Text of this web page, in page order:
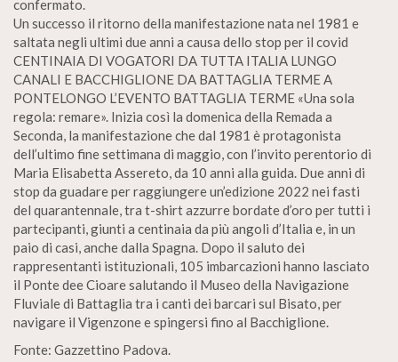
confermato.
Un successo il ritorno della manifestazione nata nel 1981 e
saltata negli ultimi due anni a causa dello stop per il covid
CENTINAIA DI VOGATORI DA TUTTA ITALIA LUNGO
CANALI E BACCHIGLIONE DA BATTAGLIA TERME A
PONTELONGO L’EVENTO BATTAGLIA TERME «Una sola
regola: remare». Inizia così la domenica della Remada a
Seconda, la manifestazione che dal 1981 è protagonista
dell’ultimo fine settimana di maggio, con l’invito perentorio di
Maria Elisabetta Assereto, da 10 anni alla guida. Due anni di
stop da guadare per raggiungere un’edizione 2022 nei fasti
del quarantennale, tra t-shirt azzurre bordate d’oro per tutti i
partecipanti, giunti a centinaia da più angoli d’Italia e, in un
paio di casi, anche dalla Spagna. Dopo il saluto dei
rappresentanti istituzionali, 105 imbarcazioni hanno lasciato
il Ponte dee Cioare salutando il Museo della Navigazione
Fluviale di Battaglia tra i canti dei barcari sul Bisato, per
navigare il Vigenzone e spingersi fino al Bacchiglione.
Fonte: Gazzettino Padova.